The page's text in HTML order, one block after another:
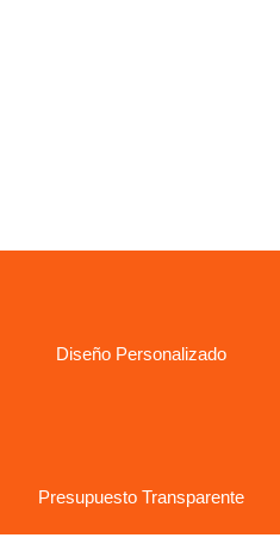
Diseño Personalizado
Presupuesto Transparente